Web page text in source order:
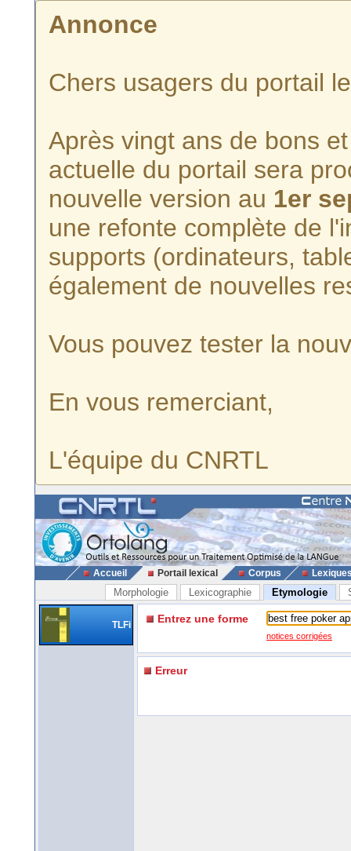
Annonce
Chers usagers du portail
Après vingt ans de bons
actuelle du portail sera
nouvelle version au 1er
une refonte complète de
supports (ordinateurs,
également de nouvelles
Vous pouvez tester la
En vous remerciant,
L'équipe du CNRTL
Accueil Portail lexical Corpus
Morphologie Lexicographie Etymologie
TLFi Entrez une forme
notices corrigées
Erreur